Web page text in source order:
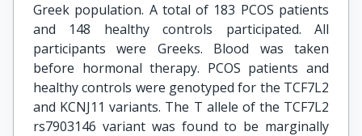
Greek population. A total of 183 PCOS patients
and 148 healthy controls participated. All
participants were Greeks. Blood was taken
before hormonal therapy. PCOS patients and
healthy controls were genotyped for the TCF7L2
and KCNJ11 variants. The T allele of the TCF7L2
rs7903146 variant was found to be marginally